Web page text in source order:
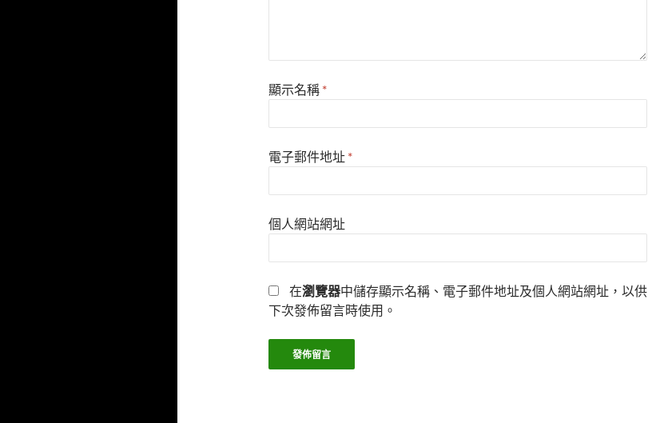
顯示名稱 *
電子郵件地址 *
個人網站網址
在瀏覽器中儲存顯示名稱、電子郵件地址及個人網站網址，以供
下次發佈留言時使用。